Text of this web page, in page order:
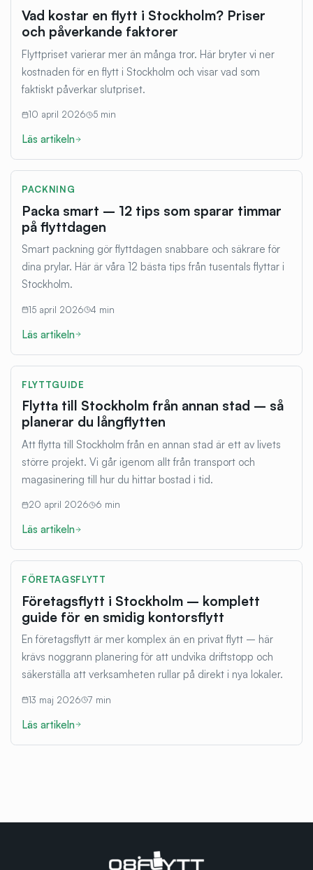
Vad kostar en flytt i Stockholm? Priser
och påverkande faktorer
Flyttpriset varierar mer än många tror. Här bryter vi ner
kostnaden för en flytt i Stockholm och visar vad som
faktiskt påverkar slutpriset.
10 april 2026 5 min
Läs artikeln
PACKNING
Packa smart – 12 tips som sparar timmar
på flyttdagen
Smart packning gör flyttdagen snabbare och säkrare för
dina prylar. Här är våra 12 bästa tips från tusentals flyttar i
Stockholm.
15 april 2026 4 min
Läs artikeln
FLYTTGUIDE
Flytta till Stockholm från annan stad – så
planerar du långflytten
Att flytta till Stockholm från en annan stad är ett av livets
större projekt. Vi går igenom allt från transport och
magasinering till hur du hittar bostad i tid.
20 april 2026 6 min
Läs artikeln
FÖRETAGSFLYTT
Företagsflytt i Stockholm – komplett
guide för en smidig kontorsflytt
En företagsflytt är mer komplex än en privat flytt – här
krävs noggrann planering för att undvika driftstopp och
säkerställa att verksamheten rullar på direkt i nya lokaler.
13 maj 2026 7 min
Läs artikeln